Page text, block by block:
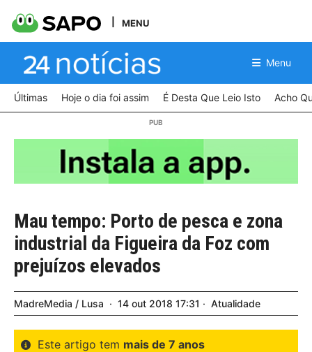
MENU
Menu
Últimas Hoje o dia foi assim É Desta Que Leio Isto Acho
Mau tempo: Porto de pesca e zona
industrial da Figueira da Foz com
prejuízos elevados
MadreMedia / Lusa 14 out 2018 17:31 Atualidade
Este artigo tem mais de 7 anos